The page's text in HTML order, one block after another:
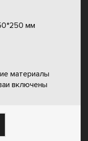
мм
материалы
включены